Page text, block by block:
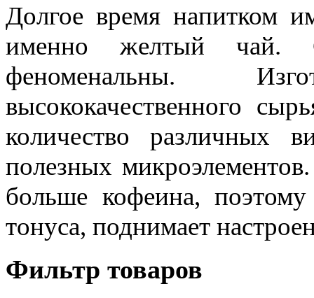
Долгое время напитком
именно желтый чай.
феноменальны.
высококачественного
количество различных
полезных
больше кофеина,
тонуса, поднимает
Фильтр товаров